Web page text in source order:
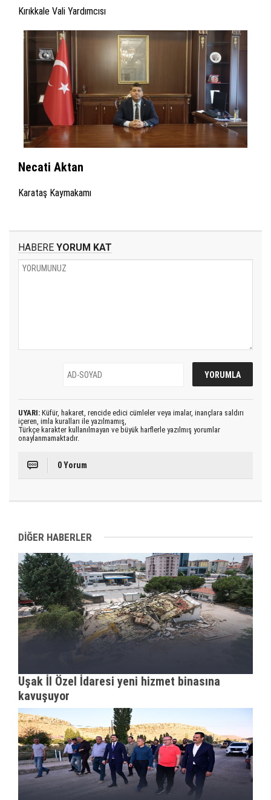
Kırıkkale Vali Yardımcısı
Necati Aktan
Karataş Kaymakamı
HABERE YORUM KAT
UYARI: Küfür, hakaret, rencide edici cümleler veya imalar, inançlara saldırı
içeren, imla kuralları ile yazılmamış,
Türkçe karakter kullanılmayan ve büyük harflerle yazılmış yorumlar
onaylanmamaktadır.
0 Yorum
DİĞER HABERLER
Uşak İl Özel İdaresi yeni hizmet binasına
kavuşuyor